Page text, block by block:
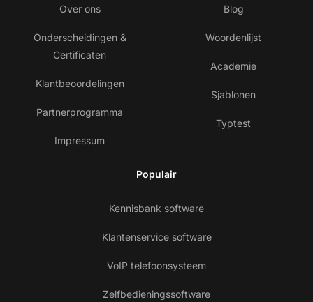
Over ons
Onderscheidingen &
Certificaten
Klantbeoordelingen
Partnerprogramma
Impressum
Blog
Woordenlijst
Academie
Sjablonen
Typtest
Populair
Kennisbank software
Klantenservice software
VoIP telefoonsysteem
Zelfbedieningssoftware